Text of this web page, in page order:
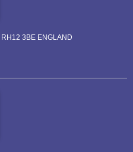
3BE ENGLAND